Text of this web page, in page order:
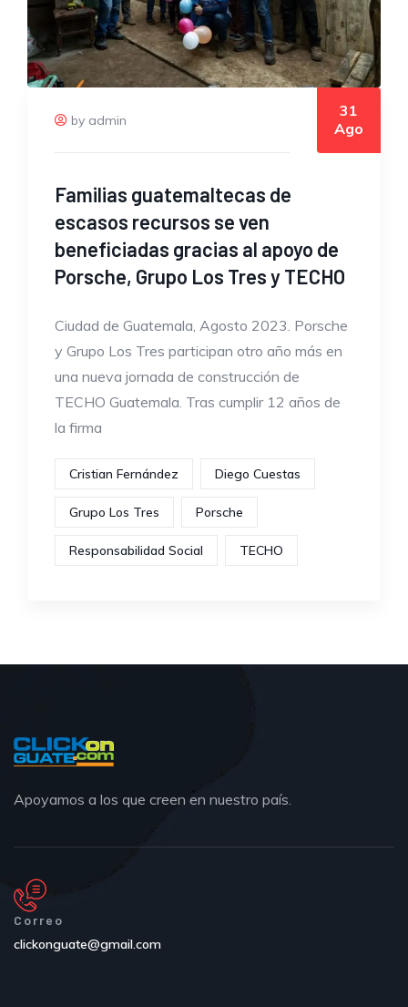
by admin
31
Ago
Familias guatemaltecas de
escasos recursos se ven
beneficiadas gracias al apoyo de
Porsche, Grupo Los Tres y TECHO
Ciudad de Guatemala, Agosto 2023. Porsche
y Grupo Los Tres participan otro año más en
una nueva jornada de construcción de
TECHO Guatemala. Tras cumplir 12 años de
la firma
Cristian Fernández Diego Cuestas
Grupo Los Tres Porsche
Responsabilidad Social TECHO
Apoyamos a los que creen en nuestro país.
Correo
clickonguate@gmail.com